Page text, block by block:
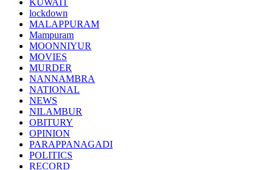
lockdown
MALAPPURAM
Mampuram
MOONNIYUR
MOVIES
MURDER
NANNAMBRA
NATIONAL
NEWS
NILAMBUR
OBITURY
OPINION
PARAPPANAGADI
POLITICS
RECORD